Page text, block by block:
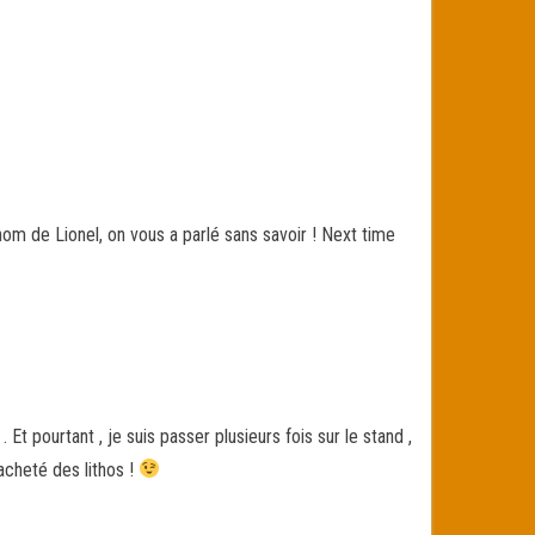
de Lionel, on vous a parlé sans savoir ! Next time
pourtant , je suis passer plusieurs fois sur le stand ,
des lithos !